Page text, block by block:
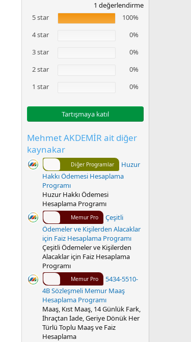
.
0
0
1 değerlendirme
5 star
100%
4 star
0%
3 star
0%
2 star
0%
1 star
0%
Tartışmaya katıl
Mehmet AKDEMİR ait diğer
kaynakar
Diğer Programlar
Huzur
Hakkı Ödemesi Hesaplama
Programı
Huzur Hakkı Ödemesi
Hesaplama Programı
Memur Pro
Çeşitli
Ödemeler ve Kişilerden Alacaklar
için Faiz Hesaplama Programı
Çeşitli Ödemeler ve Kişilerden
Alacaklar için Faiz Hesaplama
Programı
Memur Pro
5434-5510-
4B Sözleşmeli Memur Maaş
Hesaplama Programı
Maaş, Kıst Maaş, 14 Günlük Fark,
İhraçtan İade, Geriye Dönük Her
Türlü Toplu Maaş ve Faiz
Hesaplama